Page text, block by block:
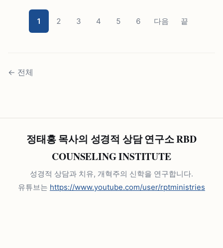
1 2 3 4 5 6 다음 끝
← 전체
정태홍 목사의 성경적 상담 연구소 RBD
COUNSELING INSTITUTE
성경적 상담과 치유, 개혁주의 신학을 연구합니다.
유튜브는 https://www.youtube.com/user/rptministries